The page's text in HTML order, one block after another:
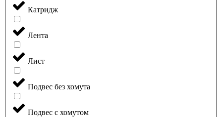
Катридж
Лента
Лист
Подвес без хомута
Подвес с хомутом